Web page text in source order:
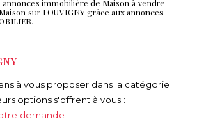
SERVICES
De Copropriété
Locative
immobilière de Maison à vendre
sur LOUVIGNY grâce aux annonces
à vous proposer dans la catégorie
options s'offrent à vous :
demande